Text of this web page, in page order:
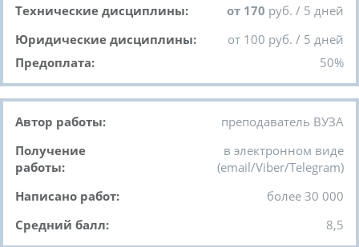
Технические дисциплины:
от 170 руб. / 5 дней
Юридические дисциплины:
от 100 руб. / 5 дней
Предоплата:
50%
Автор работы:
преподаватель ВУЗА
Получение
работы:
в электронном виде
(email/Viber/Telegram)
Написано работ:
более 30 000
Средний балл:
8,5